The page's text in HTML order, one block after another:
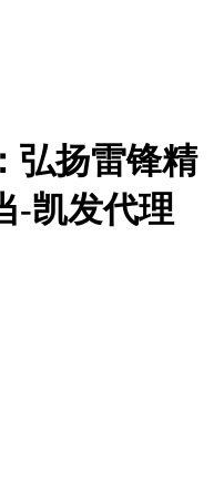
弘扬雷锋精
-凯发代理